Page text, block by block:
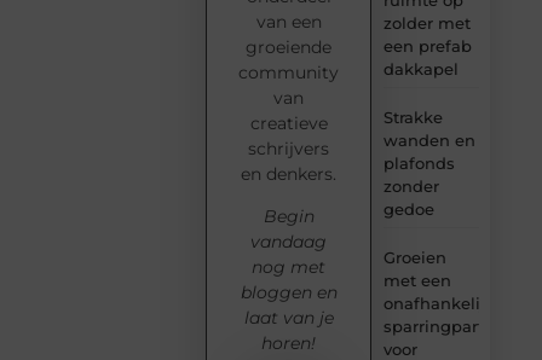
zolder met
een prefab
dakkapel
Strakke
wanden en
plafonds
zonder
gedoe
Groeien
met een
onafhankelijke
sparringpartner
voor
van een
groeiende
community
van
creatieve
schrijvers
en denkers.
Begin
vandaag
nog met
bloggen en
laat van je
horen!